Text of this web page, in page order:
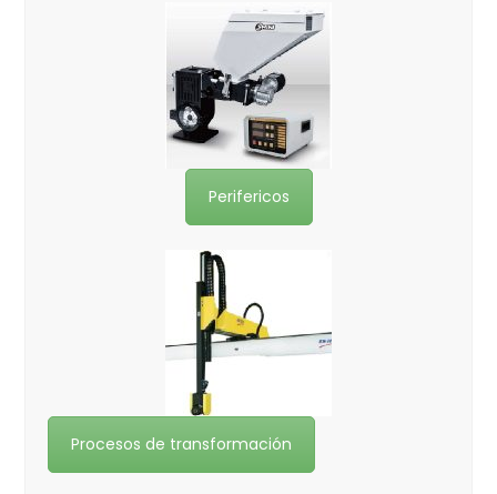
Perifericos
Procesos de transformación